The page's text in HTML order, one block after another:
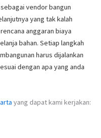
vendor bangun
yang tak kalah
anggaran biaya
bahan. Setiap langkah
harus dijalankan
dengan apa yang anda
yang dapat kami kerjakan: